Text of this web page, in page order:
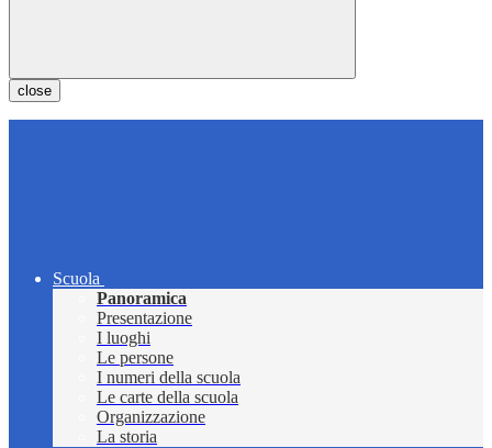
close
Scuola
Panoramica
Presentazione
I luoghi
Le persone
I numeri della scuola
Le carte della scuola
Organizzazione
La storia